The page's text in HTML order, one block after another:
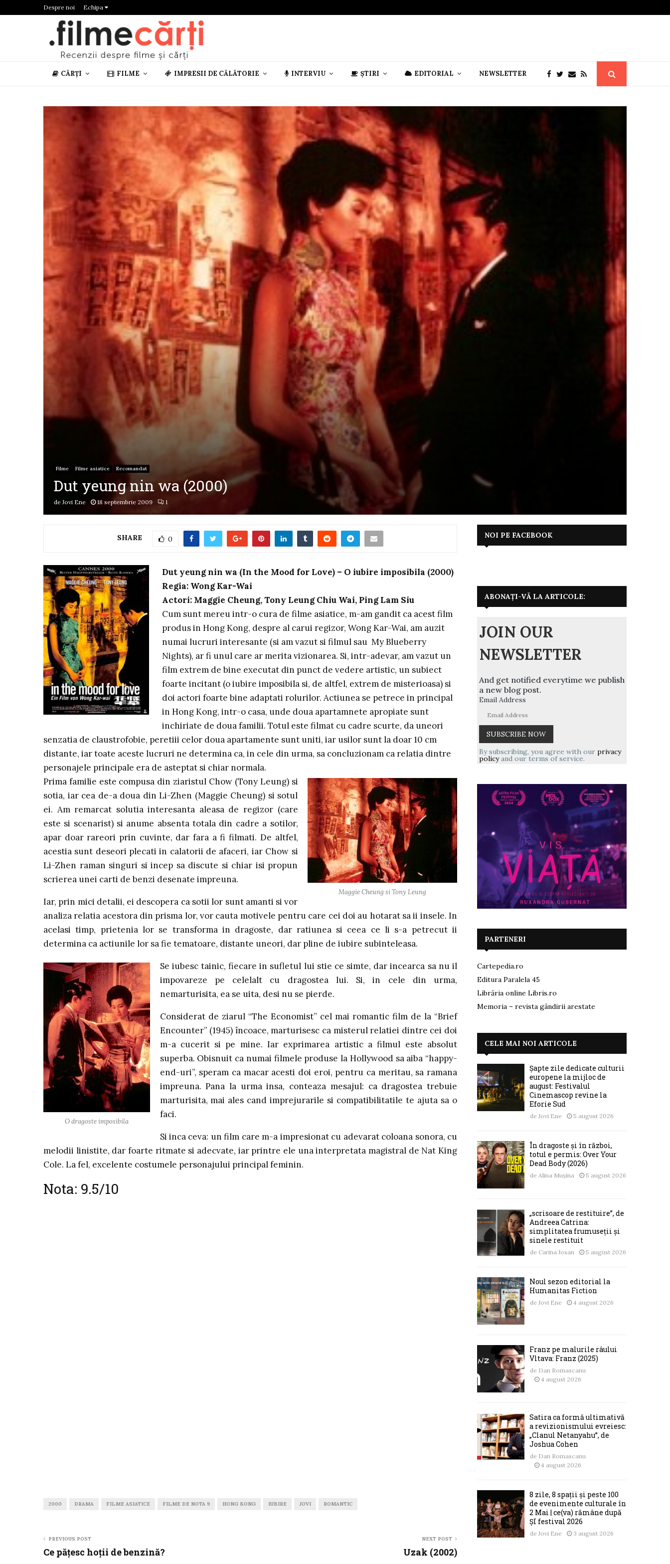
Despre noi Echipa
CĂRȚI FILME IMPRESII DE CĂLĂTORIE INTERVIU ȘTIRI EDITORIAL NEWSLETTER
Filme Filme asiatice Recomandat
Dut yeung nin wa (2000)
de Jovi Ene 18 septembrie 2009 1
SHARE 0
Dut yeung nin wa (In the Mood for Love) – O iubire imposibila (2000)
Regia: Wong Kar-Wai
Actori: Maggie Cheung, Tony Leung Chiu Wai, Ping Lam Siu
Cum sunt mereu intr-o cura de filme asiatice, m-am gandit ca acest film
produs in Hong Kong, despre al carui regizor, Wong Kar-Wai, am auzit
numai lucruri interesante (si am vazut si filmul sau My Blueberry
Nights), ar fi unul care ar merita vizionarea. Si, intr-adevar, am vazut un
film extrem de bine executat din punct de vedere artistic, un subiect
foarte incitant (o iubire imposibila si, de altfel, extrem de misterioasa) si
doi actori foarte bine adaptati rolurilor. Actiunea se petrece in principal
in Hong Kong, intr-o casa, unde doua apartamnete apropiate sunt
inchiriate de doua familii. Totul este filmat cu cadre scurte, da uneori
senzatia de claustrofobie, peretiii celor doua apartamente sunt uniti, iar usilor sunt la doar 10 cm
distante, iar toate aceste lucruri ne determina ca, in cele din urma, sa concluzionam ca relatia dintre
personajele principale era de asteptat si chiar normala.
Maggie Cheung si Tony Leung
Prima familie este compusa din ziaristul Chow (Tony Leung) si
sotia, iar cea de-a doua din Li-Zhen (Maggie Cheung) si sotul
ei. Am remarcat solutia interesanta aleasa de regizor (care
este si scenarist) si anume absenta totala din cadre a sotilor,
apar doar rareori prin cuvinte, dar fara a fi filmati. De altfel,
acestia sunt deseori plecati in calatorii de afaceri, iar Chow si
Li-Zhen raman singuri si incep sa discute si chiar isi propun
scrierea unei carti de benzi desenate impreuna.
Iar, prin mici detalii, ei descopera ca sotii lor sunt amanti si vor
analiza relatia acestora din prisma lor, vor cauta motivele pentru care cei doi au hotarat sa ii insele. In
acelasi timp, prietenia lor se transforma in dragoste, dar ratiunea si ceea ce li s-a petrecut ii
determina ca actiunile lor sa fie tematoare, distante uneori, dar pline de iubire subinteleasa.
O dragoste imposibila
Se iubesc tainic, fiecare in sufletul lui stie ce simte, dar incearca sa nu il
impovareze pe celelalt cu dragostea lui. Si, in cele din urma,
nemarturisita, ea se uita, desi nu se pierde.
Considerat de ziarul “The Economist” cel mai romantic film de la “Brief
Encounter” (1945) încoace, marturisesc ca misterul relatiei dintre cei doi
m-a cucerit si pe mine. Iar exprimarea artistic a filmul este absolut
superba. Obisnuit ca numai filmele produse la Hollywood sa aiba “happy-
end-uri”, speram ca macar acesti doi eroi, pentru ca meritau, sa ramana
impreuna. Pana la urma insa, conteaza mesajul: ca dragostea trebuie
marturisita, mai ales cand imprejurarile si compatibilitatile te ajuta sa o
faci.
Si inca ceva: un film care m-a impresionat cu adevarat coloana sonora, cu
melodii linistite, dar foarte ritmate si adecvate, iar printre ele una interpretata magistral de Nat King
Cole. La fel, excelente costumele personajului principal feminin.
Nota: 9.5/10
2000 DRAMA FILME ASIATICE FILME DE NOTA 9 HONG KONG IUBIRE JOVI ROMANTIC
PREVIOUS POST
Ce păţesc hoţii de benzină?
NEXT POST
Uzak (2002)
NOI PE FACEBOOK
ABONAȚI-VĂ LA ARTICOLE:
JOIN OUR
NEWSLETTER
And get notified everytime we publish
a new blog post.
Email Address
By subscribing, you agree with our privacy
policyand our terms of service.
PARTENERI
Cartepedia.ro
Editura Paralela 45
Librăria online Libris.ro
Memoria – revista gândirii arestate
CELE MAI NOI ARTICOLE
Șapte zile dedicate culturii
europene la mijloc de
august: Festivalul
Cinemascop revine la
Eforie Sud
de Jovi Ene 5 august 2026
În dragoste și în război,
totul e permis: Over Your
Dead Body (2026)
de Alina Mușina 5 august 2026
„scrisoare de restituire”, de
Andreea Catrina:
simplitatea frumuseții și
sinele restituit
de Carina Josan 5 august 2026
Noul sezon editorial la
Humanitas Fiction
de Jovi Ene 4 august 2026
Franz pe malurile râului
Vltava: Franz (2025)
de Dan Romascanu
4 august 2026
Satira ca formă ultimativă
a revizionismului evreiesc:
„Clanul Netanyahu”, de
Joshua Cohen
de Dan Romascanu
4 august 2026
8 zile, 8 spații și peste 100
de evenimente culturale în
2 Mai | ce(va) rămâne după
ȘI festival 2026
de Jovi Ene 3 august 2026